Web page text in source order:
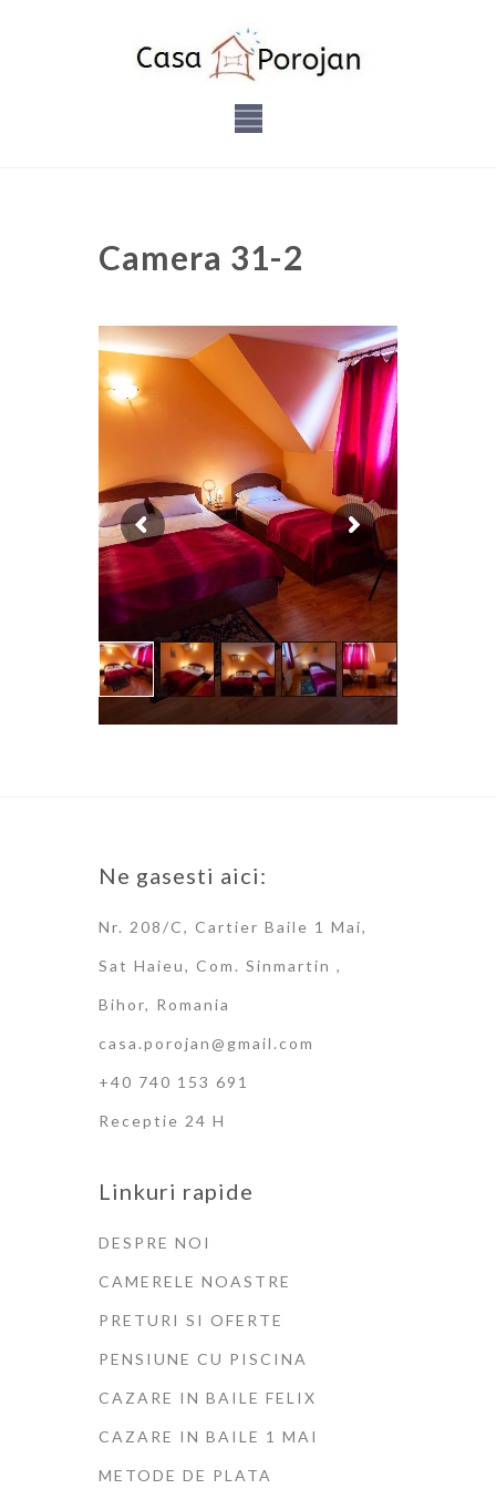
Camera 31-2
Ne gasesti aici:
Nr. 208/C, Cartier Baile 1 Mai,
Sat Haieu, Com. Sinmartin ,
Bihor, Romania
casa.porojan@gmail.com
+40 740 153 691
Receptie 24 H
Linkuri rapide
DESPRE NOI
CAMERELE NOASTRE
PRETURI SI OFERTE
PENSIUNE CU PISCINA
CAZARE IN BAILE FELIX
CAZARE IN BAILE 1 MAI
METODE DE PLATA